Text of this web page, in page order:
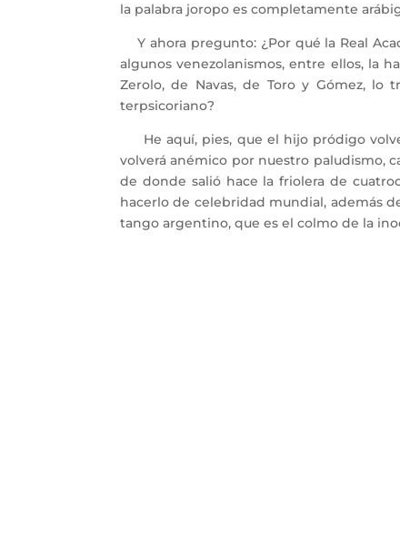
la palabra joropo es completamente
Y ahora pregunto: ¿Por qué la Real
algunos venezolanismos, entre ellos, la
Zerolo, de Navas, de Toro y Gómez, lo
terpsicoriano?
He aquí, pies, que el hijo pródigo
volverá anémico por nuestro paludismo,
de donde salió hace la friolera de
hacerlo de celebridad mundial, además
tango argentino, que es el colmo de la